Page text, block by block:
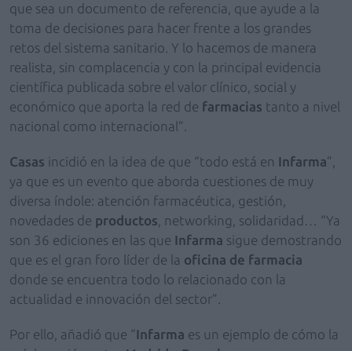
que sea un documento de referencia, que ayude a la
toma de decisiones para hacer frente a los grandes
retos del sistema sanitario. Y lo hacemos de manera
realista, sin complacencia y con la principal evidencia
científica publicada sobre el valor clínico, social y
económico que aporta la red de farmacias tanto a nivel
nacional como internacional”.
Casas incidió en la idea de que “todo está en Infarma”,
ya que es un evento que aborda cuestiones de muy
diversa índole: atención farmacéutica, gestión,
novedades de productos , networking, solidaridad… “Ya
son 36 ediciones en las que Infarma sigue demostrando
que es el gran foro líder de la oficina de farmacia
donde se encuentra todo lo relacionado con la
actualidad e innovación del sector”.
Por ello, añadió que “Infarma es un ejemplo de cómo la